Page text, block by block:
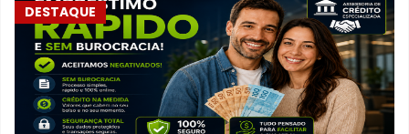
DESTAQUE